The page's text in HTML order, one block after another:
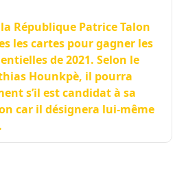
République Patrice Talon
les cartes pour gagner les
de 2021. Selon le
Hounkpè, il pourra
s’il est candidat à sa
car il désignera lui-même